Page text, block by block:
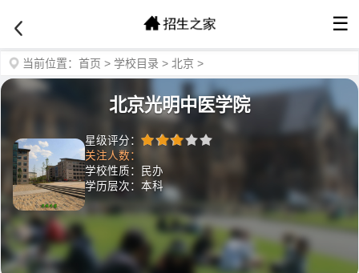
☰
当前位置： 首页 > 学校目录 > 北京 >
北京光明中医学院
星级评分：
关注人数：
学校性质：民办
学历层次：本科